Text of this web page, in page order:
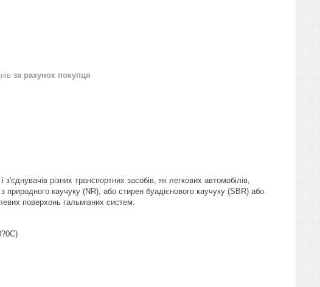
за рахунок покупця
різних транспортних засобів, як легкових автомобілів,
природного каучуку (NR), або стирен буадієнового каучуку (SBR) або
поверхонь гальмівних систем.